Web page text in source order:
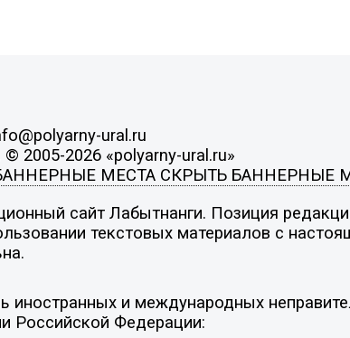
ural.ru
2005-2026 «polyarny-ural.ru»
МЕСТА СКРЫТЬ БАННЕРНЫЕ
сайт Лабытнанги. Позиция
текстовых материалов с
иностранных и международных
Российской Федерации: